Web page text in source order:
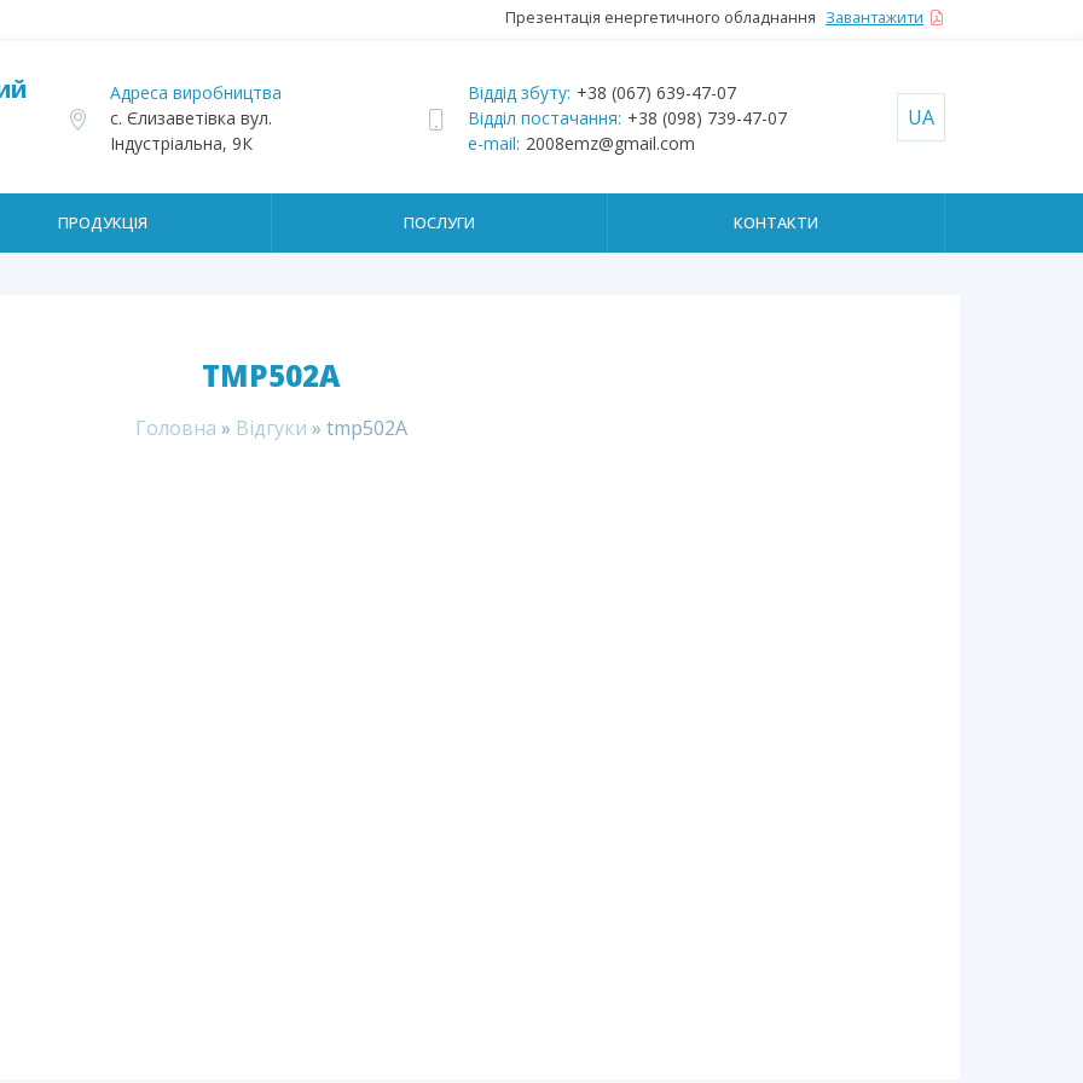
Презентація енергетичного обладнання Завантажити
Адреса виробництва
с. Єлизаветівка вул.
Індустріальна, 9К
Віддід збуту: +38 (067) 639-47-07
Відділ постачання: +38 (098) 739-47-07
e-mail: 2008emz@gmail.com
UA
ПРОДУКЦІЯ ПОСЛУГИ КОНТАКТИ
TMP502A
Головна » Відгуки » tmp502A